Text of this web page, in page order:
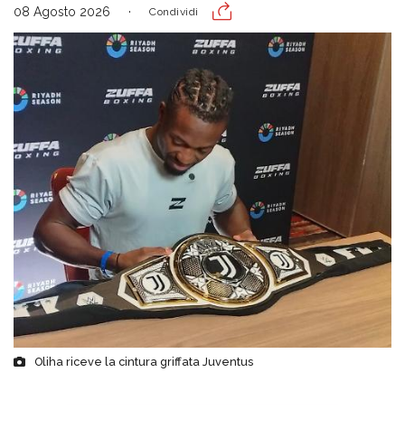
08 Agosto 2026 Condividi
Oliha riceve la cintura griffata Juventus